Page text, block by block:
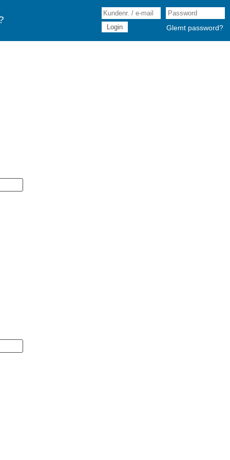
Glemt password?